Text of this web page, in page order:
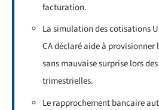
facturation.
La simulation des cotisations
CA déclaré aide à provisionner
sans mauvaise surprise lors
trimestrielles.
Le rapprochement bancaire